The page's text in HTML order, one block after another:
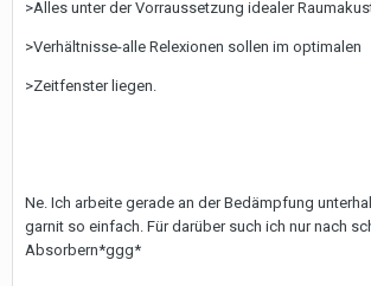
>Alles unter der Vorraussetzung idealer
>Verhältnisse-alle Relexionen sollen im optimalen
>Zeitfenster liegen.
Ne. Ich arbeite gerade an der Bedämpfung
garnit so einfach. Für darüber such ich nur nach
Absorbern*ggg*